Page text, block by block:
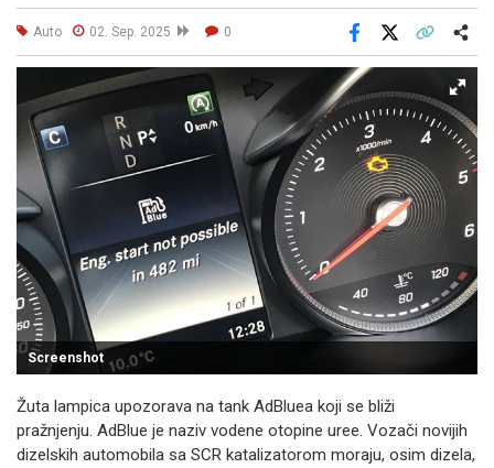
Auto 02. Sep. 2025 0
Facebook
Screenshot
Žuta lampica upozorava na tank AdBluea koji se bliži
pražnjenju. AdBlue je naziv vodene otopine uree. Vozači novijih
dizelskih automobila sa SCR katalizatorom moraju, osim dizela,